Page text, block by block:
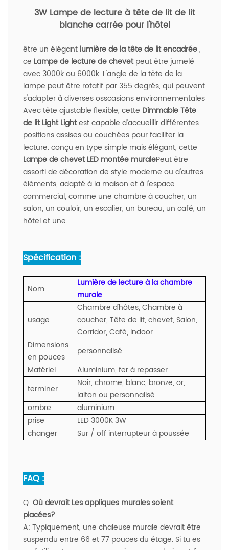
3W Lampe de lecture à tête de lit de lit
blanche carrée pour l'hôtel
être un élégant lumière de la tête de lit encadrée,
ce Lampe de lecture de chevetpeut être jumelé
avec 3000k ou 6000k. L'angle de la tête de la
lampe peut être rotatif par 355 degrés, qui peuvent
s'adapter à diverses osscasions environnementales
Avec tête ajustable flexible, cette Dimmable Tête
de lit Light Lightest capable d'accueillir différentes
positions assises ou couchées pour faciliter la
lecture. conçu en type simple mais élégant, cette
Lampe de chevet LED montée muralePeut être
assorti de décoration de style moderne ou d'autres
éléments, adapté à la maison et à l'espace
commercial, comme une chambre à coucher, un
salon, un couloir, un escalier, un bureau, un café, un
hôtel et une.
Spécification :
Nom
Lumière de lecture à la chambre
murale
usage
Chambre d'hôtes, Chambre à
coucher, Tête de lit, chevet, Salon,
Corridor, Café, Indoor
Dimensions
en pouces
personnalisé
Matériel
Aluminium, fer à repasser
terminer
Noir, chrome, blanc, bronze, or,
laiton ou personnalisé
ombre
aluminium
prise
LED 3000K 3W
changer
Sur / off interrupteur à poussée
FAQ :
Q: Où devrait Les appliques murales soient
placées?
A: Typiquement, une chaleuse murale devrait être
suspendu entre 66 et 77 pouces du étage. Si tu es